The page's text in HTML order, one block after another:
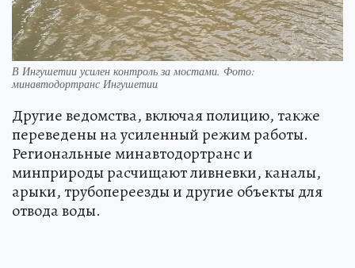
В Ингушетии усилен контроль за мостами. Фото:
минавтодортранс Ингушетии
Другие ведомства, включая полицию, также
переведены на усиленный режим работы.
Региональные минавтодортранс и
минприроды расчищают ливневки, каналы,
арыки, трубопереезды и другие объекты для
отвода воды.